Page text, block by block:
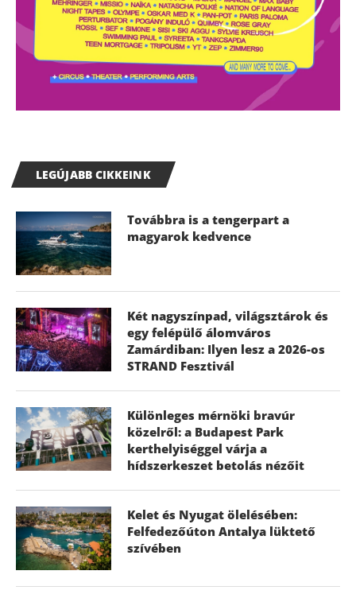
LEGÚJABB CIKKEINK
Továbbra is a tengerpart a
magyarok kedvence
Két nagyszínpad, világsztárok és
egy felépülő álomváros
Zamárdiban: Ilyen lesz a 2026-os
STRAND Fesztivál
Különleges mérnöki bravúr
közelről: a Budapest Park
kerthelyiséggel várja a
hídszerkeszet betolás nézőit
Kelet és Nyugat ölelésében:
Felfedezőúton Antalya lüktető
szívében